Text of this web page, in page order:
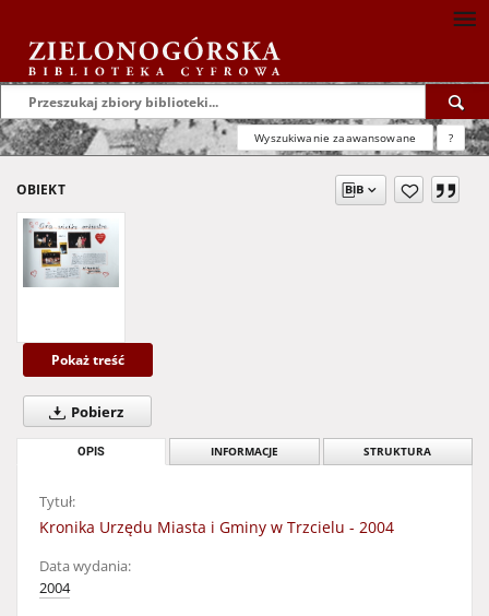
Wyszukiwanie zaawansowane ?
OBIEKT
Pokaż treść
Pobierz
OPIS INFORMACJE STRUKTURA
Tytuł:
Kronika Urzędu Miasta i Gminy w Trzcielu - 2004
Data wydania:
2004